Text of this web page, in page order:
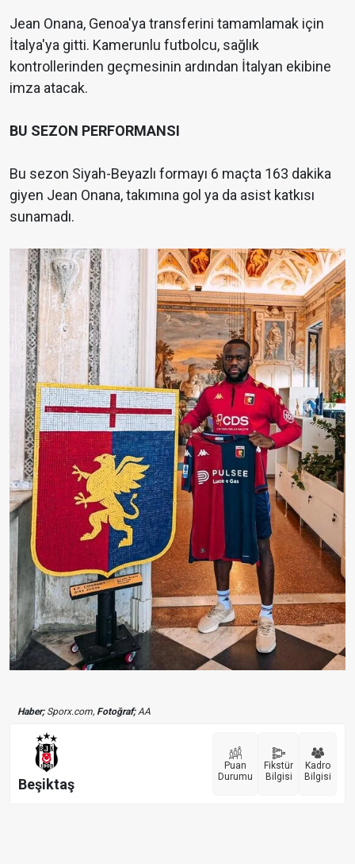
Jean Onana, Genoa'ya transferini tamamlamak için
İtalya'ya gitti. Kamerunlu futbolcu, sağlık
kontrollerinden geçmesinin ardından İtalyan ekibine
imza atacak.
BU SEZON PERFORMANSI
Bu sezon Siyah-Beyazlı formayı 6 maçta 163 dakika
giyen Jean Onana, takımına gol ya da asist katkısı
sunamadı.
Haber;Sporx.com, Fotoğraf;AA
Beşiktaş
Puan
Durumu
Fikstür
Bilgisi
Kadro
Bilgisi